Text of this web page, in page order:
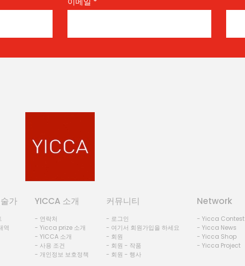
가
역
YICCA 소개
- 연락처
- Yicca prize 소개
- YICCA 소개
- 사용 조건
- 개인정보 보호정책
커뮤니티
- 로그인
- 여기서 회원가입을 하세요
- 회원
- 회원 - 작품
- 회원 - 행사
Network
- Yicca Contest
- Yicca News
- Yicca Shop
- Yicca Project